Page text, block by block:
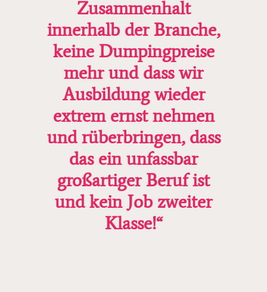
Zusammenhalt
innerhalb der Branche,
keine Dumpingpreise
mehr und dass wir
Ausbildung wieder
extrem ernst nehmen
und rüberbringen, dass
das ein unfassbar
großartiger Beruf ist
und kein Job zweiter
Klasse!“